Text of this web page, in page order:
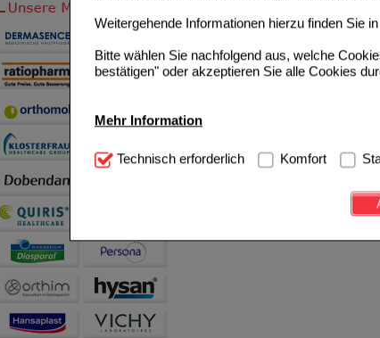
Weitergehende Informationen hierzu finden Sie
Bitte wählen Sie nachfolgend aus, welche
bestätigen" oder akzeptieren Sie alle Cookies
Mehr Information
Technisch Notwendig: Hierbei handelt es sich
notwendig sind (z.B. Navigation, Warenkorb,
Diese Cookies werden genutzt um
beispielsweise für die Wiedererkennung des
Inhalte anzuzeigen und unser Partnerprogramm
Statistik & Tracking:
sammeln, mit deren Hilfe wir unsere Website
auch die Werbung auf Drittseiten möglichst
teilweise an Dritte wie z.B. Google oder soziale
Technisch erforderlich Komfort